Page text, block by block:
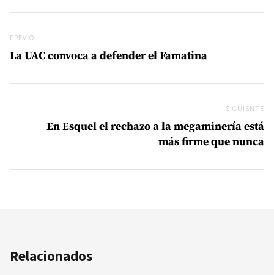
Previo
PREVIO
La UAC convoca a defender el Famatina
SIGUIENTE
En Esquel el rechazo a la megaminería está
más firme que nunca
Relacionados